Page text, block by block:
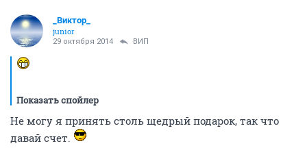
_Виктор_
juniоr
29 октября 2014 ВИП
Показать спойлер
Не могу я принять столь щедрый подарок, так что
давай счет.